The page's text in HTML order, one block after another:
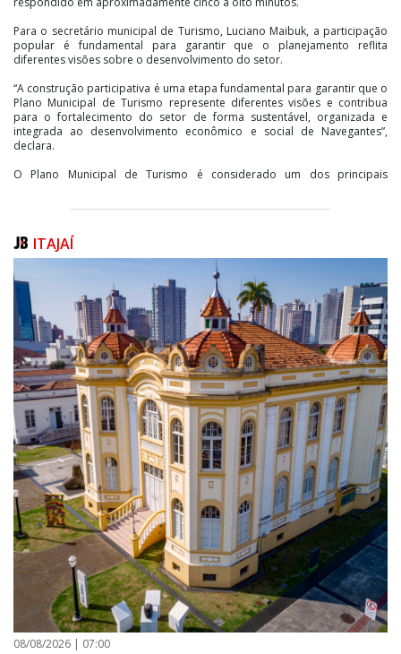
Para o secretário municipal de Turismo, Luciano Maibuk, a participação
popular é fundamental para garantir que o planejamento reflita
diferentes visões sobre o desenvolvimento do setor.
“A construção participativa é uma etapa fundamental para garantir que o
Plano Municipal de Turismo represente diferentes visões e contribua
para o fortalecimento do setor de forma sustentável, organizada e
integrada ao desenvolvimento econômico e social de Navegantes”,
declara.
O Plano Municipal de Turismo é considerado um dos principais
Os interessados podem participar da consulta pública por meio do
formulário disponível no link https://forms.gle/RMPtqzthaMo7BUJGA.
ITAJAÍ
08/08/2026 | 07:00